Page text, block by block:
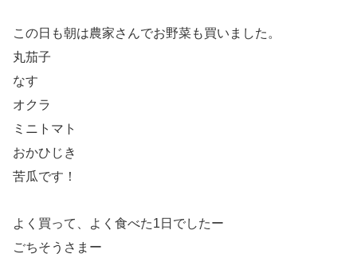
この日も朝は農家さんでお野菜も買いました。
丸茄子
なす
オクラ
ミニトマト
おかひじき
苦瓜です！
よく買って、よく食べた1日でしたー
ごちそうさまー